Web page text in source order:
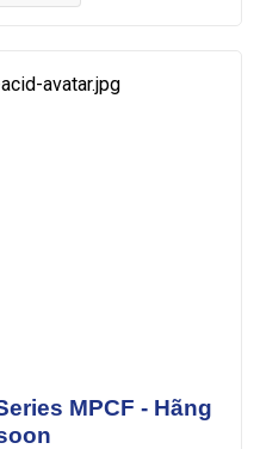
MPCF - Hãng